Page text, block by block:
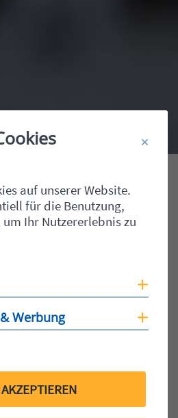
Konzeption und
unternehmensweiten
GROUP
auf unserer Website.
für die Benutzung,
Ihr Nutzererlebnis zu
Werbung